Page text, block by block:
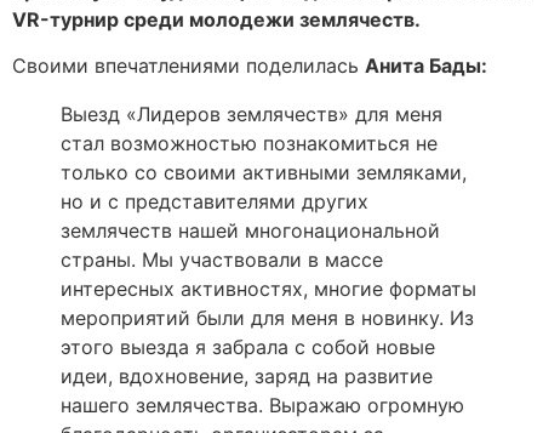
VR-турнир среди молодежи землячеств.
Своими впечатлениями поделилась Анита Бады:
Выезд «Лидеров землячеств» для меня
стал возможностью познакомиться не
только со своими активными земляками,
но и с представителями других
землячеств нашей многонациональной
страны. Мы участвовали в массе
интересных активностях, многие форматы
мероприятий были для меня в новинку. Из
этого выезда я забрала с собой новые
идеи, вдохновение, заряд на развитие
нашего землячества. Выражаю огромную